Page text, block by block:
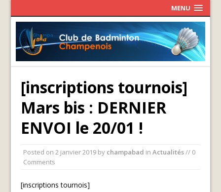
MENU
[inscriptions tournois]
Mars bis : DERNIER
ENVOI le 20/01 !
Posted on2 janvier 2019 by champabad inActualités// 0
Comments
[inscriptions tournois]